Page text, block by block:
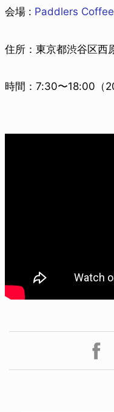
会場 : Paddlers Coffee
住所：東京都渋谷区西
時間：7:30〜18:00（